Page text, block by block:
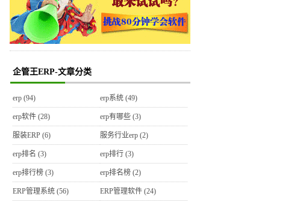
企管王ERP-文章分类
erp (94) erp系统 (49)
erp软件 (28) erp有哪些 (3)
服装ERP (6) 服务行业erp (2)
erp排名 (3) erp排行 (3)
erp排行榜 (3) erp排名榜 (2)
ERP管理系统 (56) ERP管理软件 (24)